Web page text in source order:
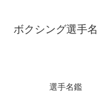
ボクシング選手
選手名鑑